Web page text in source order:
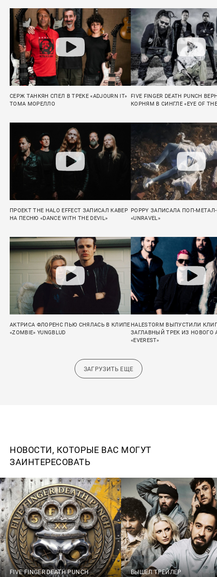
СЕРЖ ТАНКЯН СПЕЛ В ТРЕКЕ «ADJOURN IT»
ТОМА МОРЕЛЛО
FIVE FINGER DEATH PUNCH
КОРНЯМ В СИНГЛЕ «EYE OF
ПРОЕКТ THE HALO EFFECT ЗАПИСАЛ КАВЕР
НА ПЕСНЮ «DANCE WITH THE DEVIL»
POPPY ЗАПИСАЛА ПОП-
«UNRAVEL»
АКТРИСА ФЛОРЕНС ПЬЮ СНЯЛАСЬ В КЛИПЕ
«ZOMBIE» YUNGBLUD
HALESTORM ВЫПУСТИЛИ
ЗАГЛАВНЫЙ ТРЕК ИЗ НОВОГО
«EVEREST»
ЗАГРУЗИТЬ ЕЩЕ
НОВОСТИ, КОТОРЫЕ ВАС МОГУТ
ЗАИНТЕРЕСОВАТЬ
FIVE FINGER DEATH PUNCH
ВЫШЕЛ ТРЕЙЛЕР